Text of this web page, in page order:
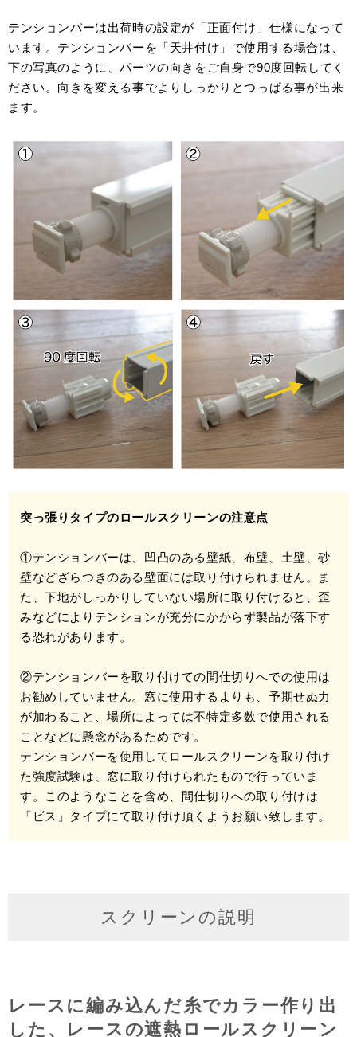
テンションバーは出荷時の設定が「正面付け」仕様になって
います。テンションバーを「天井付け」で使用する場合は、
下の写真のように、パーツの向きをご自身で90度回転してく
ださい。向きを変える事でよりしっかりとつっぱる事が出来
ます。
突っ張りタイプのロールスクリーンの注意点
①テンションバーは、凹凸のある壁紙、布壁、土壁、砂
壁などざらつきのある壁面には取り付けられません。ま
た、下地がしっかりしていない場所に取り付けると、歪
みなどによりテンションが充分にかからず製品が落下す
る恐れがあります。
②テンションバーを取り付けての間仕切りへでの使用は
お勧めしていません。窓に使用するよりも、予期せぬ力
が加わること、場所によっては不特定多数で使用される
ことなどに懸念があるためです。
テンションバーを使用してロールスクリーンを取り付け
た強度試験は、窓に取り付けられたもので行っていま
す。このようなことを含め、間仕切りへの取り付けは
「ビス」タイプにて取り付け頂くようお願い致します。
スクリーンの説明
レースに編み込んだ糸でカラー作り出
した、レースの遮熱ロールスクリーン